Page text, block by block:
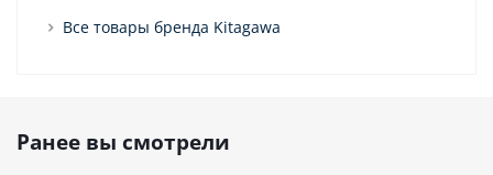
Все товары бренда Kitagawa
Ранее вы смотрели